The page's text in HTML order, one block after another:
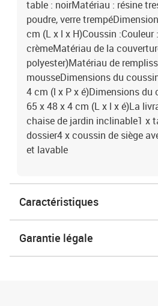
table : noirMatériau : résine
poudre, verre
cm (L x l x H)Coussin :Couleur
crèmeMatériau de la
polyester)Matériau de
mousseDimensions du
4 cm (l x P x é)Dimensions du
65 x 48 x 4 cm (L x l x é)La
chaise de jardin inclinable1 x
dossier4 x coussin de siège
et lavable
Caractéristiques
Garantie légale